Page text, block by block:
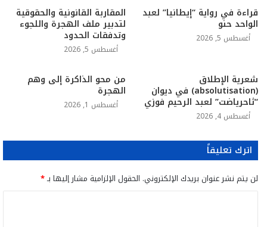
قراءة في رواية “إيطانيا” لعبد
الواحد حنو
أغسطس 5, 2026
المقاربة القانونية والحقوقية
لتدبير ملف الهجرة واللجوء
وتدفقات الحدود
أغسطس 5, 2026
شعرية الإطلاق
(absolutisation) في ديوان
“ثاحرياضت” لعبد الرحيم فوزي
أغسطس 4, 2026
من محو الذاكرة إلى وهم
الهجرة
أغسطس 1, 2026
اترك تعليقاً
لن يتم نشر عنوان بريدك الإلكتروني. الحقول الإلزامية مشار إليها بـ*